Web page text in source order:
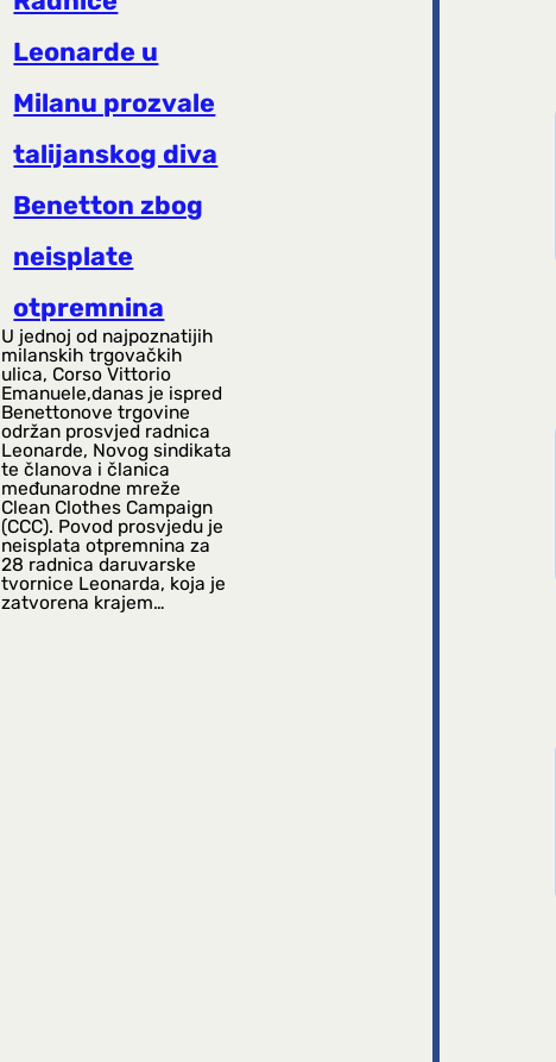
Leonarde u
Milanu prozvale
talijanskog diva
Benetton zbog
neisplate
otpremnina
U jednoj od najpoznatijih
milanskih trgovačkih
ulica, Corso Vittorio
Emanuele,danas je ispred
Benettonove trgovine
održan prosvjed radnica
Leonarde, Novog sindikata
te članova i članica
međunarodne mreže
Clean Clothes Campaign
(CCC). Povod prosvjedu je
neisplata otpremnina za
28 radnica daruvarske
tvornice Leonarda, koja je
zatvorena krajem…